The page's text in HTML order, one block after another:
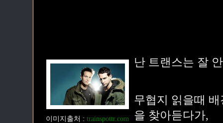
이미지출처 : trainspottr.com
난 트랜스는 잘
무협지 읽을때
을 찾아듣다가,